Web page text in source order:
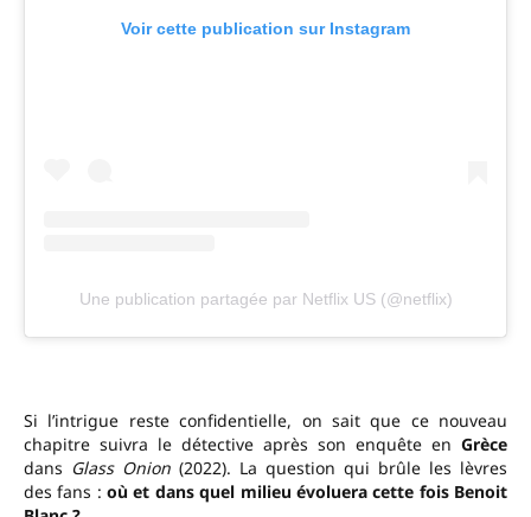
Voir cette publication sur Instagram
Une publication partagée par Netflix US (@netflix)
Si l’intrigue reste confidentielle, on sait que ce nouveau
chapitre suivra le détective après son enquête en Grèce
dans Glass Onion (2022). La question qui brûle les lèvres
des fans :où et dans quel milieu évoluera cette fois Benoit